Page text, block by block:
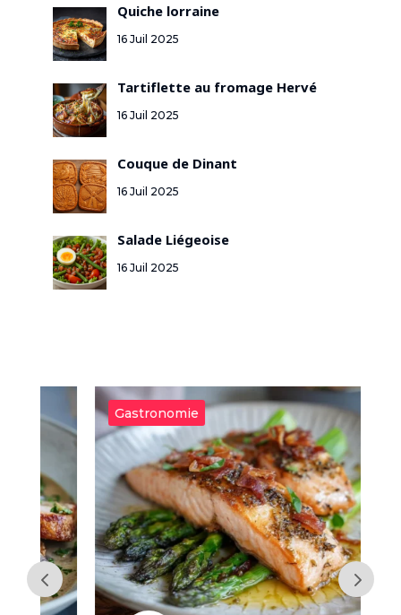
Quiche lorraine
16 Juil 2025
Tartiflette au fromage Hervé
16 Juil 2025
Couque de Dinant
16 Juil 2025
Salade Liégeoise
16 Juil 2025
Gastronomie